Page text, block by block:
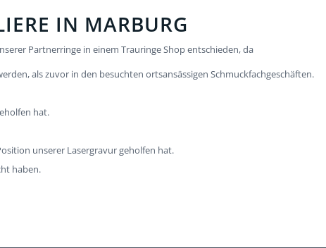
IN MARBURG
Partnerringe in einem Trauringe Shop entschieden, da
als zuvor in den besuchten ortsansässigen Schmuckfachgeschäften.
hat.
unserer Lasergravur geholfen hat.
haben.